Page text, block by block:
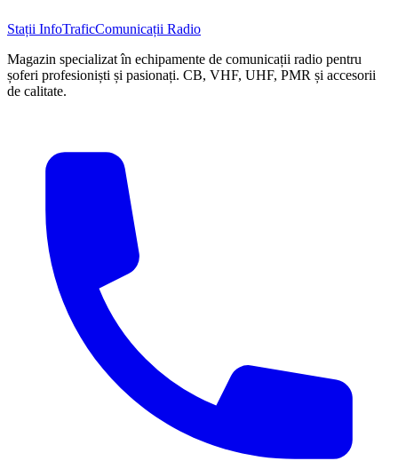
Stații InfoTraficComunicații Radio
Magazin specializat în echipamente de comunicații radio pentru
șoferi profesioniști și pasionați. CB, VHF, UHF, PMR și accesorii
de calitate.